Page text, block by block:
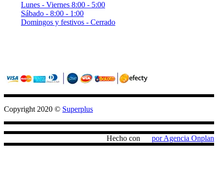
Lunes - Viernes 8:00 - 5:00
Sábado - 8:00 - 1:00
Domingos y festivos - Cerrado
Copyright 2020 © Superplus
Hecho con por Agencia Onplan